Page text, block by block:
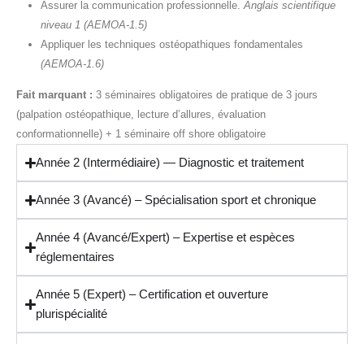
Assurer la communication professionnelle. Anglais scientifique
niveau 1 (AEMOA-1.5)
Appliquer les techniques ostéopathiques fondamentales
(AEMOA-1.6)
Fait marquant : 3 séminaires obligatoires de pratique de 3 jours
(palpation ostéopathique, lecture d’allures, évaluation
conformationnelle) + 1 séminaire off shore obligatoire
Année 2 (Intermédiaire) — Diagnostic et traitement
Année 3 (Avancé) – Spécialisation sport et chronique
Année 4 (Avancé/Expert) – Expertise et espèces
réglementaires
Année 5 (Expert) – Certification et ouverture
plurispécialité